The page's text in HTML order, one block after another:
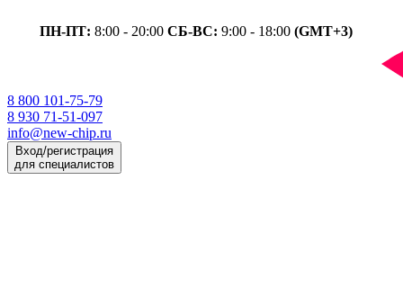
ПН-ПТ: 8:00 - 20:00 СБ-ВС: 9:00 - 18:00 (GMT+3)
8 800 101-75-79
8 930 71-51-097
info@new-chip.ru
Вход/регистрация
для специалистов